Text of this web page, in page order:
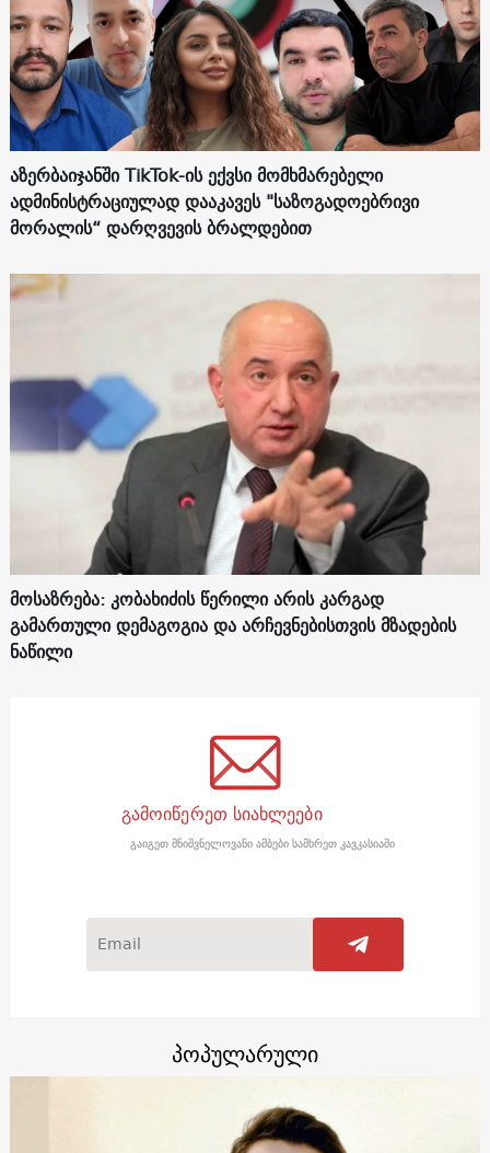
აზერბაიჯანში TikTok-ის ექვსი მომხმარებელი
ადმინისტრაციულად დააკავეს "საზოგადოებრივი
მორალის“ დარღვევის ბრალდებით
მოსაზრება: კობახიძის წერილი არის კარგად
გამართული დემაგოგია და არჩევნებისთვის მზადების
ნაწილი
გამოიწერეთ სიახლეები
გაიგეთ მნიშვნელოვანი ამბები სამხრეთ კავკასიაში
პოპულარული